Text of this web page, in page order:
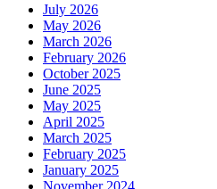
July 2026
May 2026
March 2026
February 2026
October 2025
June 2025
May 2025
April 2025
March 2025
February 2025
January 2025
November 2024